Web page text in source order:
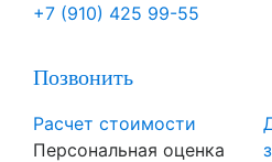
+7 (910) 425 99-55
Позвонить
Расчет стоимости
Персональная оценка